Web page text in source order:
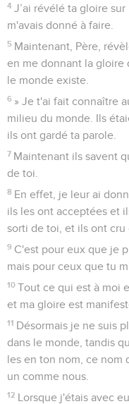
4 J’ai révélé ta gloire
m'avais donné à faire.
5 Maintenant, Père,
en me donnant la gloire
le monde existe.
6 » Je t'ai fait connaître
milieu du monde. Ils
ils ont gardé ta parole.
7 Maintenant ils savent
de toi.
8 En effet, je leur ai
ils les ont acceptées et
sorti de toi, et ils ont cru
9 C'est pour eux que je
mais pour ceux que tu
10 Tout ce qui est à moi
et ma gloire est
11 Désormais je ne suis
dans le monde, tandis
les en ton nom, ce nom
un comme nous.
12 Lorsque j'étais avec